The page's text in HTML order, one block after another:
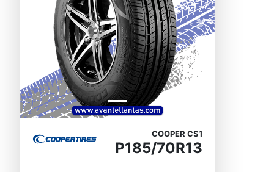
Previous Next
COOPER CS1
P185/70R13